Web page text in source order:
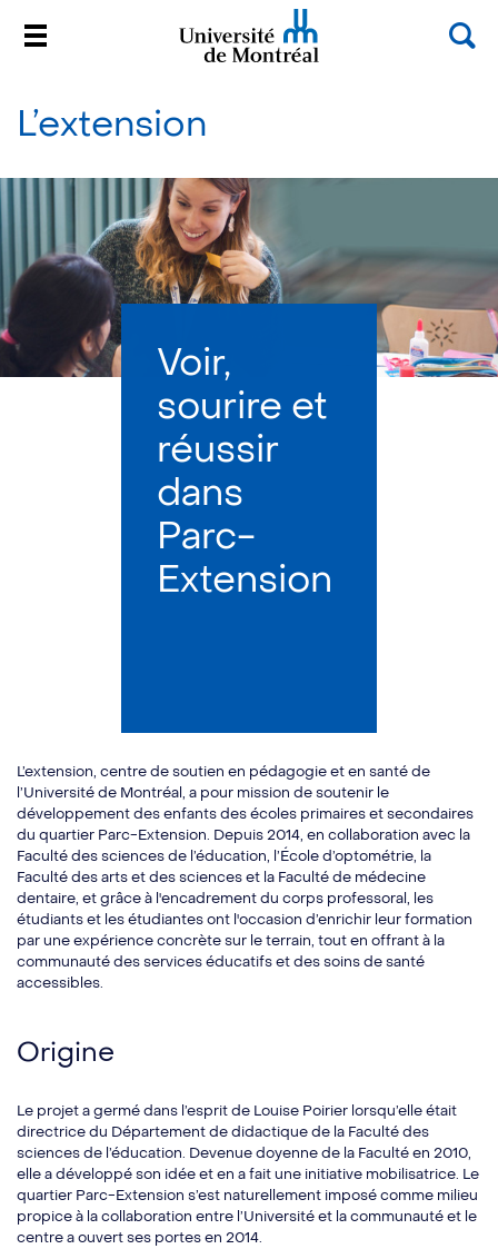
contenu
L’extension
Voir,
sourire et
réussir
dans
Parc-
Extension
L’extension, centre de soutien en pédagogie et en santé de
l’Université de Montréal, a pour mission de soutenir le
développement des enfants des écoles primaires et secondaires
du quartier Parc-Extension. Depuis 2014, en collaboration avec la
Faculté des sciences de l’éducation, l’École d’optométrie, la
Faculté des arts et des sciences et la Faculté de médecine
dentaire, et grâce à l'encadrement du corps professoral, les
étudiants et les étudiantes ont l'occasion d’enrichir leur formation
par une expérience concrète sur le terrain, tout en offrant à la
communauté des services éducatifs et des soins de santé
accessibles.
Origine
Le projet a germé dans l’esprit de Louise Poirier lorsqu’elle était
directrice du Département de didactique de la Faculté des
sciences de l’éducation. Devenue doyenne de la Faculté en 2010,
elle a développé son idée et en a fait une initiative mobilisatrice. Le
quartier Parc-Extension s’est naturellement imposé comme milieu
propice à la collaboration entre l’Université et la communauté et le
centre a ouvert ses portes en 2014.